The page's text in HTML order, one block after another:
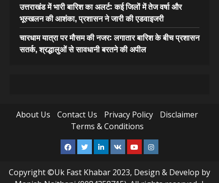
उत्तराखंड में भारी बारिश का अलर्ट: कई जिलों में तेज वर्षा और
भूस्खलन की आशंका, प्रशासन ने जारी की एडवाइजरी
चारधाम यात्रा पर मौसम की नजर: लगातार बारिश के बीच प्रशासन
सतर्क, श्रद्धालुओं से सावधानी बरतने की अपील
About Us Contact Us Privacy Policy
Disclaimer
Terms & Conditions
Facebook
TwitterLinkedin
VK YoutubeInstagram
Copyright ©Uk Fast Khabar 2023, Design & Develop by